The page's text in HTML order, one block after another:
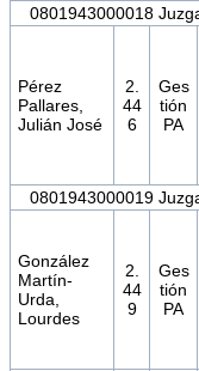
0801943000018
Pérez
Pallares,
Julián José
2.
44
6
Ges
tión
PA
0801943000019
González
Martín-
Urda,
Lourdes
2.
44
9
Ges
tión
PA